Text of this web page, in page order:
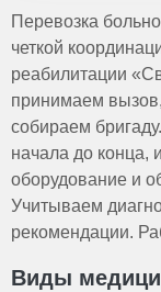
Перевозка
четкой
реабилитации
принимаем
собираем
начала до конца,
оборудование и
Учитываем
рекомендации.
Виды